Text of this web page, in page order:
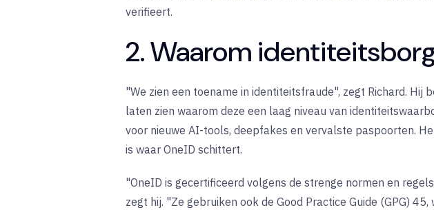
verifieert.
2. Waarom
"We zien een toename in identiteitsfraude", zegt Richard.
laten zien waarom deze een laag niveau van
voor nieuwe AI-tools, deepfakes en vervalste paspoorten.
is waar OneID schittert.
"OneID is gecertificeerd volgens de strenge normen en
zegt hij. "Ze gebruiken ook de Good Practice Guide (GPG)